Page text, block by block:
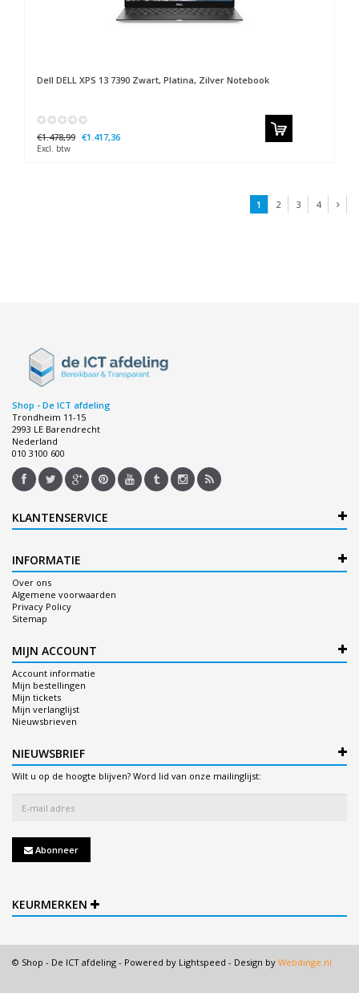
Dell DELL XPS 13 7390 Zwart, Platina, Zilver Notebook
€1.478,99 €1.417,36
Excl. btw
1 2 3 4
Shop - De ICT afdeling
Trondheim 11-15
2993 LE Barendrecht
Nederland
010 3100 600
KLANTENSERVICE
INFORMATIE
Over ons
Algemene voorwaarden
Privacy Policy
Sitemap
MIJN ACCOUNT
Account informatie
Mijn bestellingen
Mijn tickets
Mijn verlanglijst
Nieuwsbrieven
NIEUWSBRIEF
Wilt u op de hoogte blijven? Word lid van onze mailinglijst:
Abonneer
KEURMERKEN
© Shop - De ICT afdeling - Powered by Lightspeed - Design by Webdinge.nl